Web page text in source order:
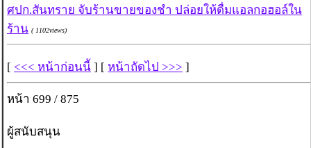
ศปก.สันทราย จับร้านขายของชำ ปล่อยให้ดื่มแอลกอฮอล์ใน
ร้าน ( 1102views)
[ <<< หน้าก่อนนี้ ] [ หน้าถัดไป >>> ]
หน้า 699 / 875
ผู้สนับสนุน